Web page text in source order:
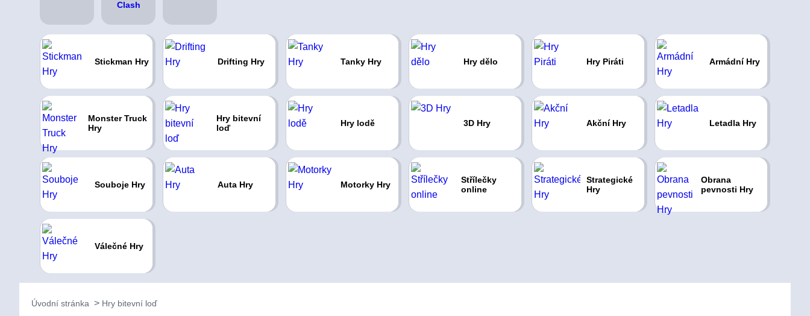
Stickman Hry Drifting Hry Tanky Hry Hry dělo Hry Piráti Armádní Hry
Monster Truck
Hry
Hry bitevní
loď
Hry lodě 3D Hry Akční Hry Letadla Hry
Souboje Hry Auta Hry Motorky Hry
Střílečky
online
Strategické
Hry
Obrana
pevnosti Hry
Válečné Hry
Úvodní stránka Hry bitevní loď